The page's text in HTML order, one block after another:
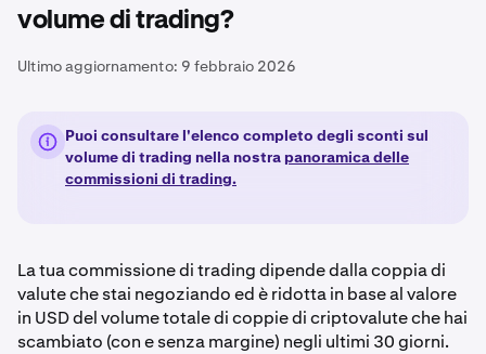
volume di trading?
Ultimo aggiornamento: 9 febbraio 2026
Puoi consultare l'elenco completo degli sconti sul
volume di trading nella nostra panoramica delle
commissioni di trading.
La tua commissione di trading dipende dalla coppia di
valute che stai negoziando ed è ridotta in base al valore
in USD del volume totale di coppie di criptovalute che hai
scambiato (con e senza margine) negli ultimi 30 giorni.